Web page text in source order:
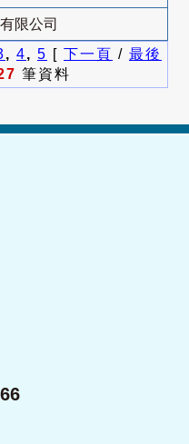
限公司
, 4, 5 [ 下一頁 / 最後
筆資料